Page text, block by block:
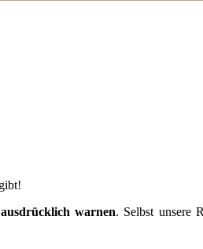
ausdrücklich warnen. Selbst unsere